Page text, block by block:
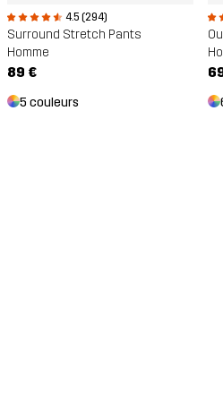
4.5 (294)
Surround Stretch Pants
Homme
89 €
5 couleurs